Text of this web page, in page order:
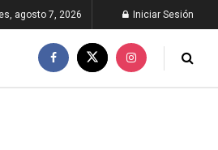
agosto 7, 2026 Iniciar Sesión